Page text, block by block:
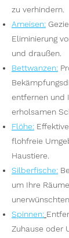
zu verhindern.
Ameisen:
Eliminierung
und draußen.
Bettwanzen:
entfernen und
erholsamen
Flöhe:
flohfreie
Haustiere.
Silberfische:
um Ihre
Spinnen:
Zuhause oder